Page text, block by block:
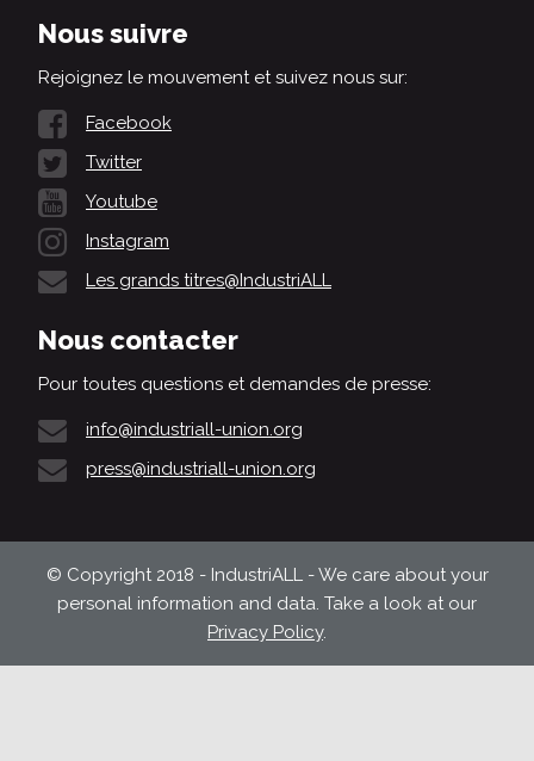
Nous suivre
Rejoignez le mouvement et suivez nous sur:
Facebook
Twitter
Youtube
Instagram
Les grands titres@IndustriALL
Nous contacter
Pour toutes questions et demandes de presse:
info@industriall-union.org
press@industriall-union.org
© Copyright 2018 - IndustriALL - We care about your
personal information and data. Take a look at our
Privacy Policy.